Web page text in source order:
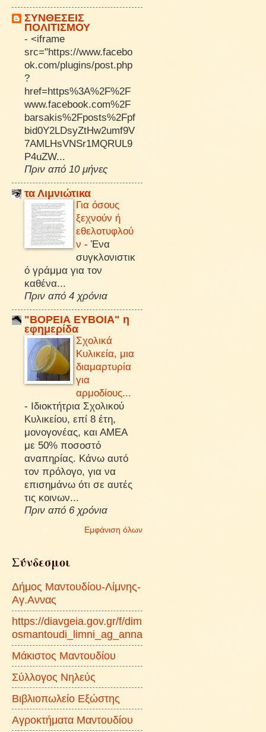
ΣΥΝΘΕΣΕΙΣ
ΠΟΛΙΤΙΣΜΟΥ
- <iframe
src="https://www.facebo
ok.com/plugins/post.php
?
href=https%3A%2F%2F
www.facebook.com%2F
barsakis%2Fposts%2Fpf
bid0Y2LDsyZtHw2umf9V
7AMLHsVNSr1MQRUL9
P4uZW...
Πριν από 10 μήνες
τα Λιμνιώτικα
Για όσους
ξεχνούν ή
εθελοτυφλού
ν - Ένα
συγκλονιστικ
ό γράμμα για τον
καθένα...
Πριν από 4 χρόνια
"ΒΟΡΕΙΑ ΕΥΒΟΙΑ" η
εφημερίδα
Σχολικά
Κυλικεία, μια
διαμαρτυρία
για
αρμοδίους...
- Ιδιοκτήτρια Σχολικού
Κυλικείου, επί 8 έτη,
μονογονέας, και ΑΜΕΑ
με 50% ποσοστό
αναπηρίας. Κάνω αυτό
τον πρόλογο, για να
επισημάνω ότι σε αυτές
τις κοινων...
Πριν από 6 χρόνια
Εμφάνιση όλων
Σύνδεσμοι
Δήμος Μαντουδίου-Λίμνης-
Αγ.Αννας
https://diavgeia.gov.gr/f/dim
osmantoudi_limni_ag_anna
Μάκιστος Μαντουδίου
Σύλλογος Νηλεύς
Βιβλιοπωλείο Εξώστης
Αγροκτήματα Μαντουδίου